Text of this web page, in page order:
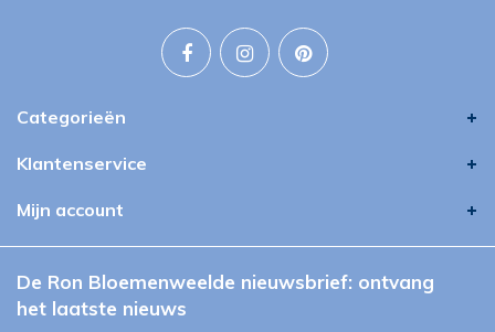
Categorieën
Klantenservice
Mijn account
De Ron Bloemenweelde nieuwsbrief: ontvang
het laatste nieuws